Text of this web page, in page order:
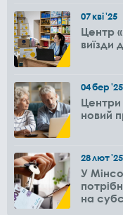
07кві'25
Центр
виїзди
04бер'25
Центри
новий
28лют'25
У
на